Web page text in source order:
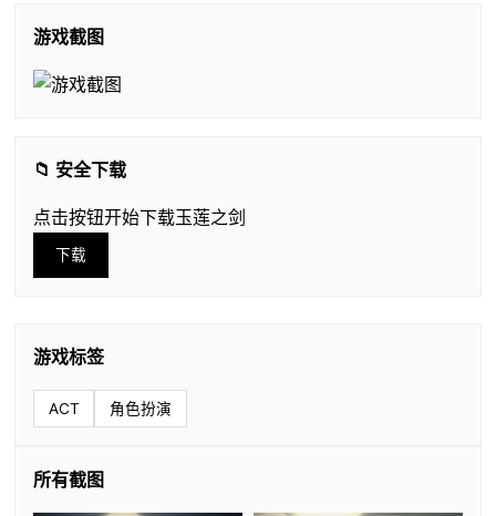
游戏截图
📁 安全下载
点击按钮开始下载玉莲之剑
下载
游戏标签
ACT 角色扮演
所有截图